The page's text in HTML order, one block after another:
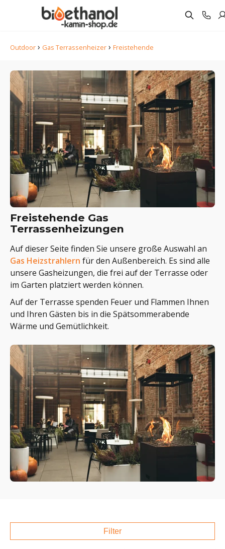
Outdoor › Gas Terrassenheizer › Freistehende
Freistehende Gas
Terrassenheizungen
Auf dieser Seite finden Sie unsere große Auswahl an
Gas Heizstrahlern für den Außenbereich. Es sind alle
unsere Gasheizungen, die frei auf der Terrasse oder
im Garten platziert werden können.
Auf der Terrasse spenden Feuer und Flammen Ihnen
und Ihren Gästen bis in die Spätsommerabende
Wärme und Gemütlichkeit.
Filter